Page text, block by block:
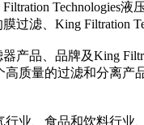
Technologies
过滤、King Filtration
产品、品牌及King
高质量的过滤和分离
业、食品和饮料行业